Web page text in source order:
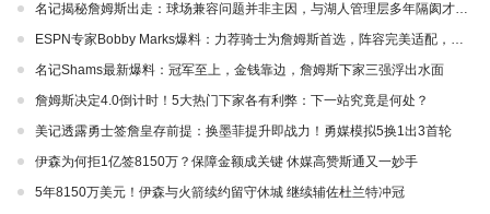
名记揭秘詹姆斯出走：球场兼容问题并非主因，与湖人管理层多年隔阂才是真正导火索
ESPN专家Bobby Marks爆料：力荐骑士为詹姆斯首选，阵容完美适配，家乡情怀加分
名记Shams最新爆料：冠军至上，金钱靠边，詹姆斯下家三强浮出水面
詹姆斯决定4.0倒计时！5大热门下家各有利弊：下一站究竟是何处？
美记透露勇士签詹皇存前提：换墨菲提升即战力！勇媒模拟5换1出3首轮
伊森为何拒1亿签8150万？保障金额成关键 休媒高赞斯通又一妙手
5年8150万美元！伊森与火箭续约留守休城 继续辅佐杜兰特冲冠